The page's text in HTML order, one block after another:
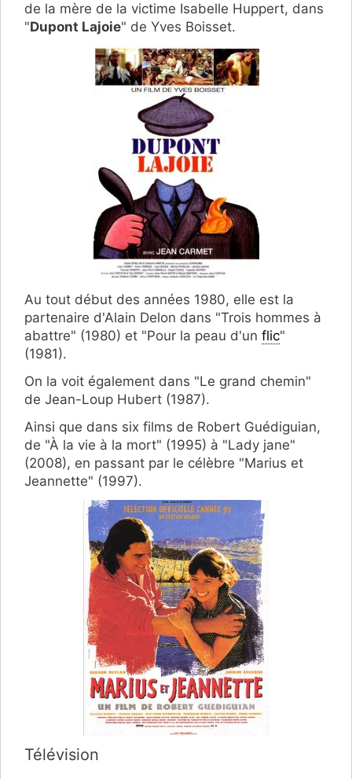
de la mère de la victime Isabelle Huppert, dans
"Dupont Lajoie" de Yves Boisset.
Au tout début des années 1980, elle est la
partenaire d'Alain Delon dans "Trois hommes à
abattre" (1980) et "Pour la peau d'un flic"
(1981).
On la voit également dans "Le grand chemin"
de Jean-Loup Hubert (1987).
Ainsi que dans six films de Robert Guédiguian,
de "À la vie à la mort" (1995) à "Lady jane"
(2008), en passant par le célèbre "Marius et
Jeannette" (1997).
Télévision